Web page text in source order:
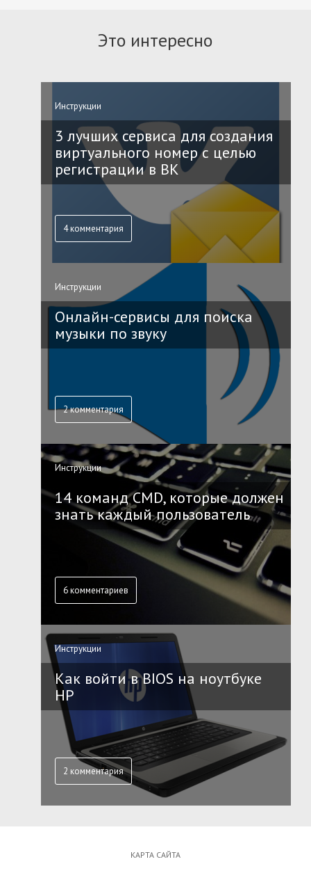
Это интересно
Инструкции
3 лучших сервиса для создания
виртуального номер с целью
регистрации в ВК
4 комментария
Инструкции
Онлайн-сервисы для поиска
музыки по звуку
2 комментария
Инструкции
14 команд CMD, которые должен
знать каждый пользователь
6 комментариев
Инструкции
Как войти в BIOS на ноутбуке
HP
2 комментария
КАРТА САЙТА